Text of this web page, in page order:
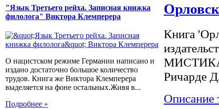
"Язык Третьего рейха. Записная книжка
филолога" Виктора Клемперера
О нацистском режиме Германии написано и
издано достаточно большое количество
трудов. Книга же Виктора Клемперера
выделяется на фоне остальных.Живя в...
Подробнее »
Книга
МИСТИКА,
Ричарде
Описание